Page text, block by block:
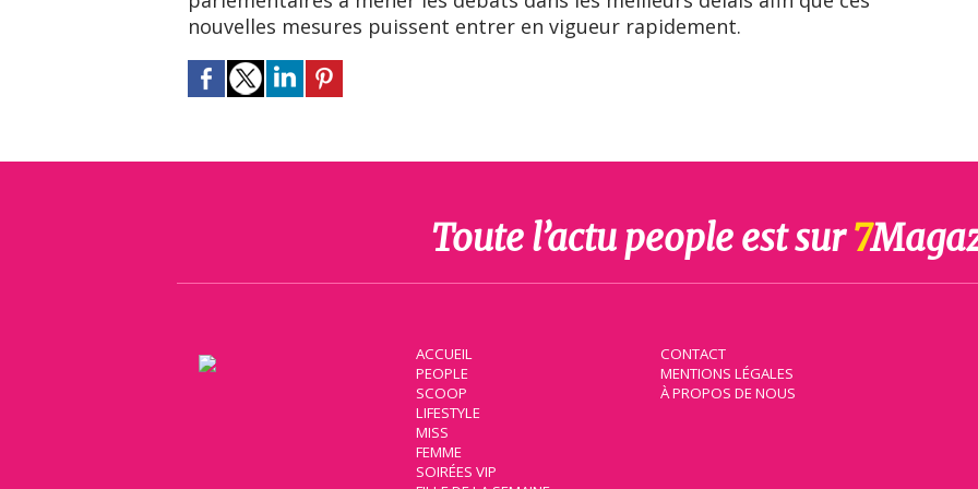
nouvelles mesures puissent entrer en vigueur rapidement.
Toute l’actu people est sur7
ACCUEIL
PEOPLE
SCOOP
LIFESTYLE
MISS
FEMME
SOIRÉES VIP
CONTACT
MENTIONS LÉGALES
À PROPOS DE NOUS